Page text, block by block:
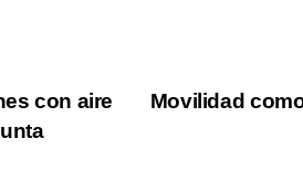
Movilidad
con aire